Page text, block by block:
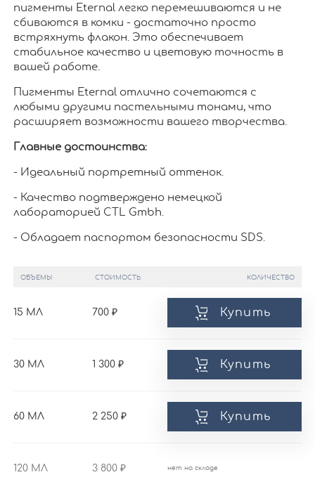
пигменты Eternal легко перемешиваются и не
сбиваются в комки - достаточно просто
встряхнуть флакон. Это обеспечивает
стабильное качество и цветовую точность в
вашей работе.
Пигменты Eternal отлично сочетаются с
любыми другими пастельными тонами, что
расширяет возможности вашего творчества.
Главные достоинства:
- Идеальный портретный оттенок.
- Качество подтверждено немецкой
лабораторией CTL Gmbh.
- Обладает паспортом безопасности SDS.
ОБЪЕМЫ СТОИМОСТЬ КОЛИЧЕСТВО
15 МЛ 700 Купить
30 МЛ 1 300 Купить
60 МЛ 2 250 Купить
120 МЛ 3 800 нет на складе